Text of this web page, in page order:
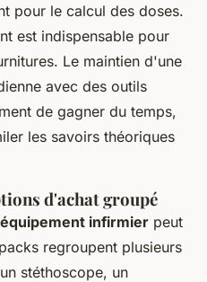
pour le calcul des doses.
est indispensable pour
Le maintien d'une
avec des outils
de gagner du temps,
les savoirs théoriques
d'achat groupé
infirmier peut
regroupent plusieurs
stéthoscope, un